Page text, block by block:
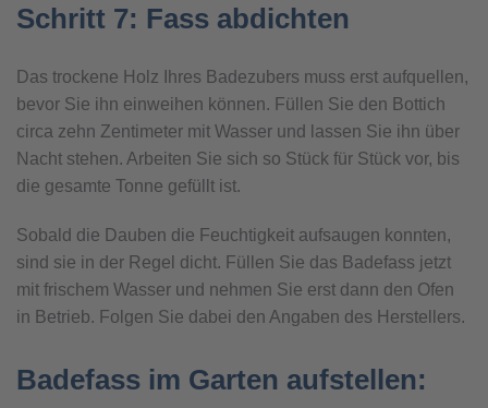
Schritt 7: Fass abdichten
Das trockene Holz Ihres Badezubers muss erst aufquellen,
bevor Sie ihn einweihen können. Füllen Sie den Bottich
circa zehn Zentimeter mit Wasser und lassen Sie ihn über
Nacht stehen. Arbeiten Sie sich so Stück für Stück vor, bis
die gesamte Tonne gefüllt ist.
Sobald die Dauben die Feuchtigkeit aufsaugen konnten,
sind sie in der Regel dicht. Füllen Sie das Badefass jetzt
mit frischem Wasser und nehmen Sie erst dann den Ofen
in Betrieb. Folgen Sie dabei den Angaben des Herstellers.
Badefass im Garten aufstellen: